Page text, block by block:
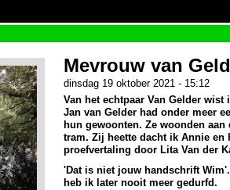
Mevrouw van
dinsdag 19 oktober 2021 - 15:12
Van het echtpaar Van Gelder
Jan van Gelder had onder meer
hun gewoonten. Ze woonden
tram. Zij heette dacht ik Annie en
proefvertaling door Lita Van der
'Dat is niet jouw handschrift
heb ik later nooit meer gedurfd.